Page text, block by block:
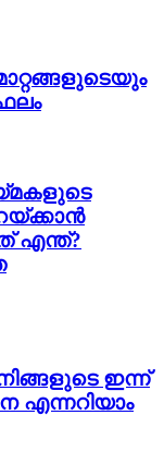
എന്ത്?
ഇന്ന്‌
എന്നറിയാം